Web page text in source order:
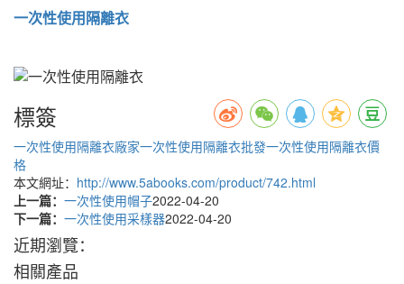
一次性使用隔離衣
標簽
一次性使用隔離衣廠家一次性使用隔離衣批發一次性使用隔離衣價
格
本文網址： http://www.5abooks.com/product/742.html
上一篇： 一次性使用帽子2022-04-20
下一篇： 一次性使用采樣器2022-04-20
近期瀏覽：
相關產品